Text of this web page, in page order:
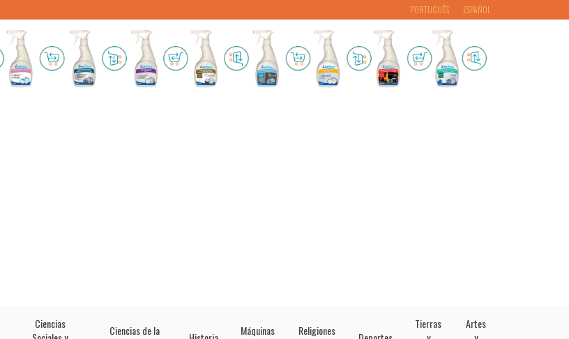
PORTUGUÊS ESPAÑOL
Ciencias
Ciencias de la
Máquinas
Religiones
Tierras
Artes